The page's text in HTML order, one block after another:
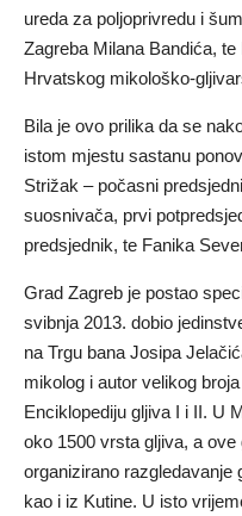
ureda za poljoprivredu i
Zagreba Milana Bandića,
Hrvatskog mikološko-
Bila je ovo prilika da se
istom mjestu sastanu
Strižak – počasni
suosnivača, prvi
predsjednik, te Fanika
Grad Zagreb je postao
svibnja 2013. dobio
na Trgu bana Josipa
mikolog i autor velikog
Enciklopediju gljiva I i II. U
oko 1500 vrsta gljiva, a
organizirano razgledavanje
kao i iz Kutine. U isto